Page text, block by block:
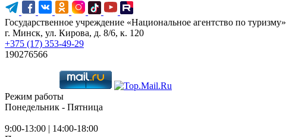
Государственное учреждение «Национальное агентство по туризму»
г. Минск, ул. Кирова, д. 8/6, к. 120
+375 (17) 353-49-29
190276566
Режим работы
Понедельник - Пятница
9:00-13:00 | 14:00-18:00